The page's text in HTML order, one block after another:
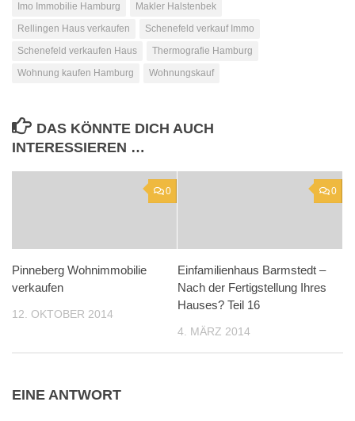
Imo Immobilie Hamburg
Makler Halstenbek
Rellingen Haus verkaufen
Schenefeld verkauf Immo
Schenefeld verkaufen Haus
Thermografie Hamburg
Wohnung kaufen Hamburg
Wohnungskauf
DAS KÖNNTE DICH AUCH
INTERESSIEREN …
0
Pinneberg Wohnimmobilie
verkaufen
12. OKTOBER 2014
0
Einfamilienhaus Barmstedt –
Nach der Fertigstellung Ihres
Hauses? Teil 16
4. MÄRZ 2014
EINE ANTWORT